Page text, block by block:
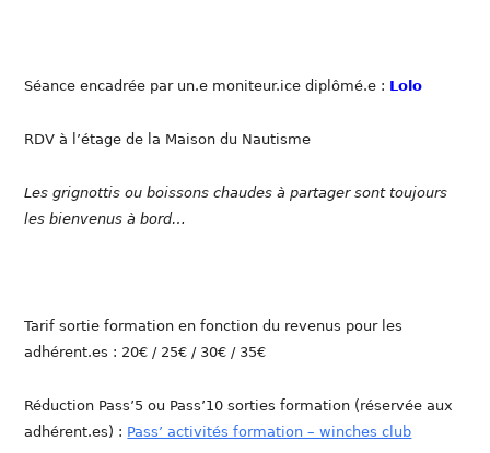
Séance encadrée par un.e moniteur.ice diplômé.e : Lolo
RDV à l’étage de la Maison du Nautisme
Les grignottis ou boissons chaudes à partager sont toujours
les bienvenus à bord…
Tarif sortie formation en fonction du revenus pour les
adhérent.es : 20€ / 25€ / 30€ / 35€
Réduction Pass’5 ou Pass’10 sorties formation (réservée aux
adhérent.es) : Pass’ activités formation – winches club